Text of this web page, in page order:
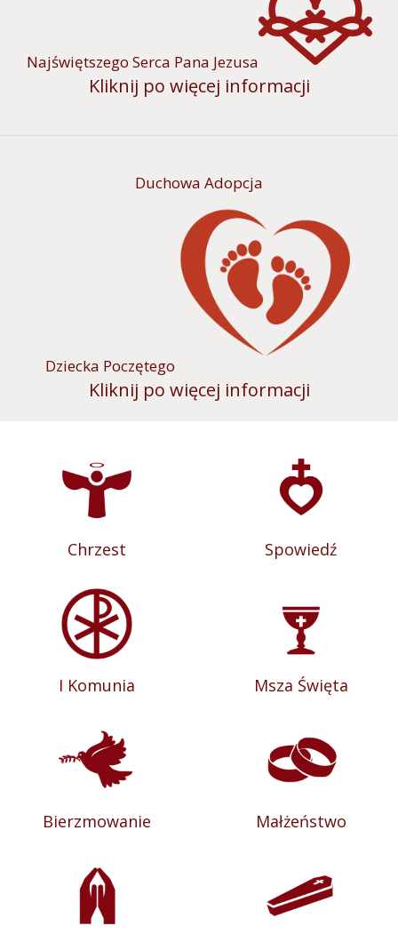
Najświętszego Serca Pana Jezusa
Kliknij po więcej informacji
Duchowa Adopcja
Dziecka Poczętego
Kliknij po więcej informacji
Chrzest Spowiedź
I Komunia Msza Święta
Bierzmowanie Małżeństwo